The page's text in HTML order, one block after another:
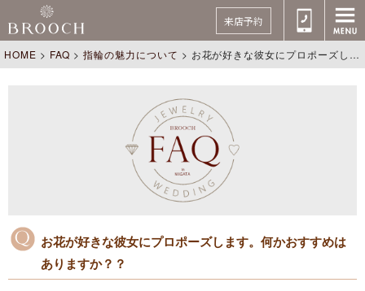
来店予約
HOME > FAQ >指輪の魅力について > お花が好きな彼女にプロポーズします。何かおすすめはありますか？？
お花が好きな彼女にプロポーズします。何かおすすめは
ありますか？？